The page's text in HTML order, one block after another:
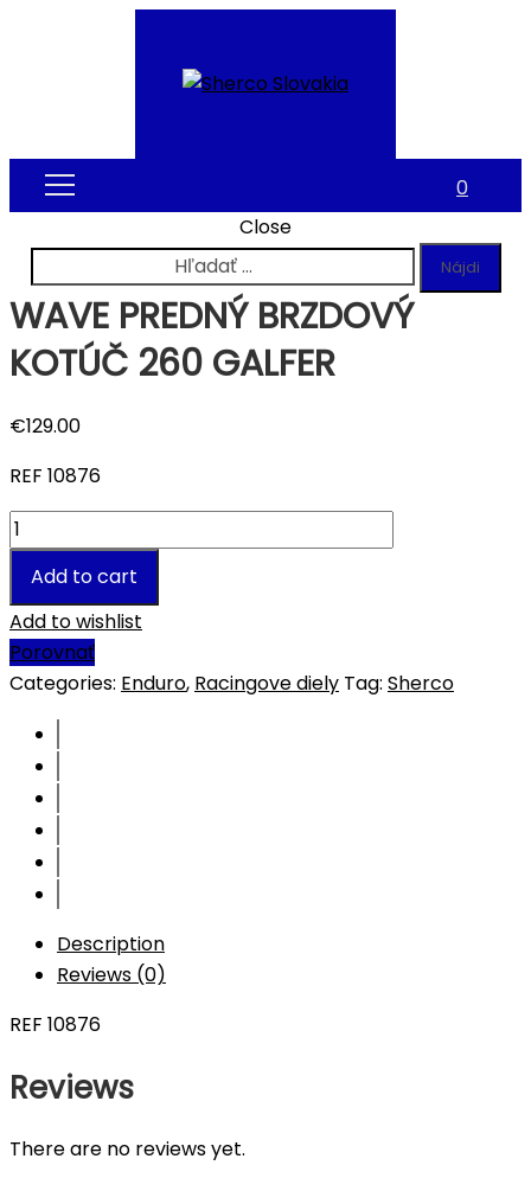
0
Close
Hľadať:
WAVE PREDNÝ BRZDOVÝ
KOTÚČ 260 GALFER
€129.00
REF 10876
Quantity
Add to cart
Add to wishlist
Porovnať
Categories: Enduro, Racingove diely Tag: Sherco
Description
Reviews (0)
REF 10876
Reviews
There are no reviews yet.